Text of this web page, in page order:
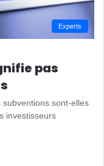
Experts
pas
sont-elles
investisseurs